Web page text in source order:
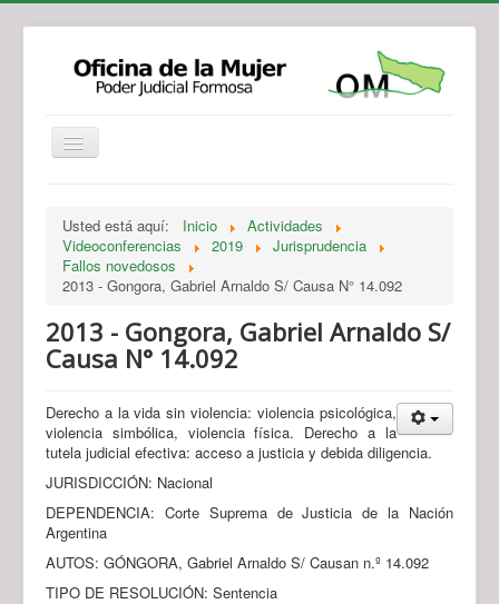
Legislación
Novedades
Recursos y Servicios de Atención
Usted está aquí: Inicio
Actividades
Videoconferencias
2019
Jurisprudencia
Fallos novedosos
2013 - Gongora, Gabriel Arnaldo S/ Causa N° 14.092
2013 - Gongora, Gabriel Arnaldo S/
Causa N° 14.092
Derecho a la vida sin violencia: violencia psicológica,
violencia simbólica, violencia física. Derecho a la
tutela judicial efectiva: acceso a justicia y debida diligencia.
JURISDICCIÓN: Nacional
DEPENDENCIA: Corte Suprema de Justicia de la Nación
Argentina
AUTOS: GÓNGORA, Gabriel Arnaldo S/ Causan n.º 14.092
TIPO DE RESOLUCIÓN: Sentencia